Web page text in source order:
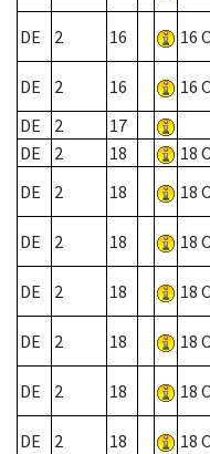
DE 2 16 16
DE 2 16 16
DE
2 17
DE
2 18 18
DE
2 18 18
DE 2 18 18
DE 2 18 18
DE 2 18 18
DE 2 18 18
DE 2 18 18